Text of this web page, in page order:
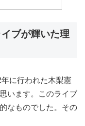
ブが輝いた理
に行われた木梨憲
います。このライブ
なものでした。その